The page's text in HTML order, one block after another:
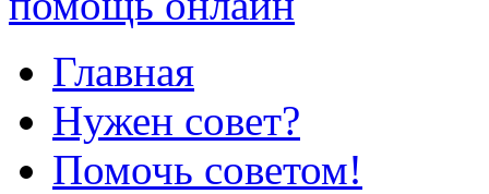
Главная
Нужен совет?
Помочь советом!